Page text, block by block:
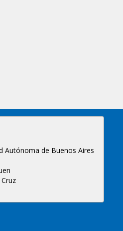
Autónoma de Buenos Aires